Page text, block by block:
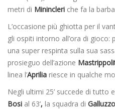
metri di Minincleri che fa la
L’occasione più ghiotta per il
gli ospiti intorno all’ora di gioco:
una super respinta sulla sua
prosieguo dell’azione
linea l’Aprilia riesce in qualche
Negli ultimi 25’ succede di tutto
Bosi al 63’, la squadra di Galluzzo